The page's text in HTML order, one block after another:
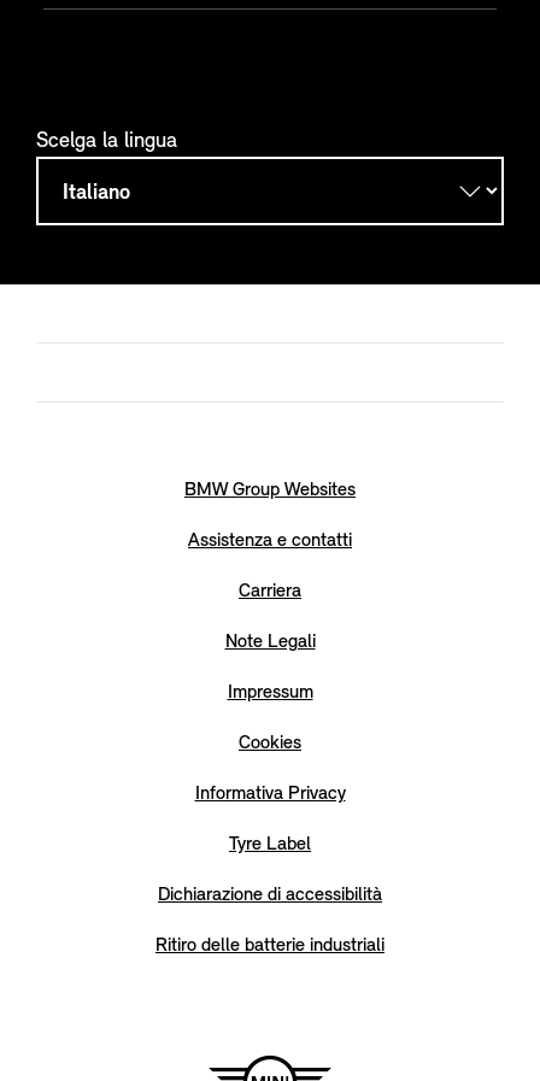
Scelga la lingua
BMW Group Websites
Assistenza e contatti
Carriera
Note Legali
Impressum
Cookies
Informativa Privacy
Tyre Label
Dichiarazione di accessibilità
Ritiro delle batterie industriali